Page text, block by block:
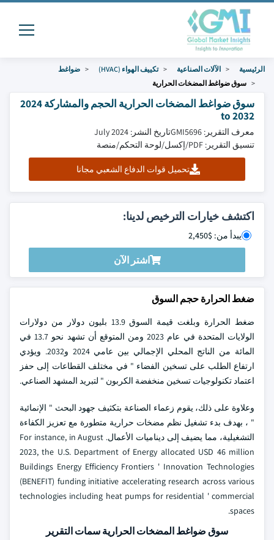
الرئيسية الآلات الصناعية تكييف الهواء (HVAC)
ضواغط
سوق ضواغط المضخات الحرارية
سوق ضواغط المضخات الحرارية الحجم والمشاركة 2024
to 2032
معرف التقرير: GMI5696
تاريخ النشر: July 2024
تنسيق التقرير: PDF/إكسل/لوحة التحكم/منصة
تحميل قوات الدفاع الشعبي مجانا
اكتشف خيارات الترخيص لدينا:
يبدأ من: $2,450
اشتر الآن
ضغط الحرارة حجم السوق
ضغط الحرارة وبلغت قيمة السوق 13.9 بليون دولار من دولارات
الولايات المتحدة في عام 2023 ومن المتوقع أن تشهد نحو 13.7 في
المائة من الناتج المحلي الإجمالي بين عامي 2024 و2032. ويؤدي
ارتفاع الطلب على تسخين الفضاء " في مختلف القطاعات إلى حفز
اعتماد تكنولوجيات تسخين منخفضة الكربون " لتبريد المشهد الصناعي.
وعلاوة على ذلك، يقوم زعماء الصناعة بتكثيف جهود البحث " الإنمائية
" ، بهدف بدء تشغيل نظم مضخات حرارية متطورة مع تعزيز الكفاءة
التشغيلية، مما يضيف إلى ديناميات الأعمال. For instance, in August
2023, the U.S. Department of Energy allocated USD 46 million
Buildings Energy Efficiency Frontiers ' Innovation Technologies
(BENEFIT) funding initiative accelerating research across various
technologies including heat pumps for residential ' commercial
spaces.
سوق ضواغط المضخات الحرارية سمات التقرير